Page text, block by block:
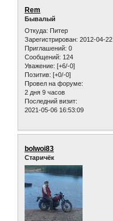
Rem
Бывалый
Откуда: Питер
Зарегистрирован: 2012-04-22
Приглашений: 0
Сообщений: 124
Уважение: [+6/-0]
Позитив: [+0/-0]
Провел на форуме:
2 дня 9 часов
Последний визит:
2021-05-06 16:53:09
bolwoi83
Старичёк